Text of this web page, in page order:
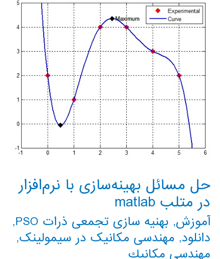
حل مسائل بهینه‌سازی با نرم‌افزار
در متلب matlab
آموزش, بهنیه سازی تجمعی ذرات PSO
,
دانلود, مهندسی مکانیک در سیمولینک,
مهندسي مكانيك